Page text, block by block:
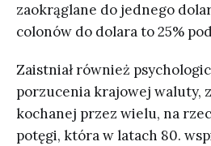
zaokrąglane do jednego
colonów do dolara to 25%
Zaistniał również
porzucenia krajowej waluty,
kochanej przez wielu, na
potęgi, która w latach 80.